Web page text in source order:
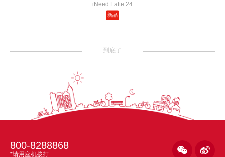
iNeed Latte 24
新品
到底了
800-8288868
*请用座机拨打  